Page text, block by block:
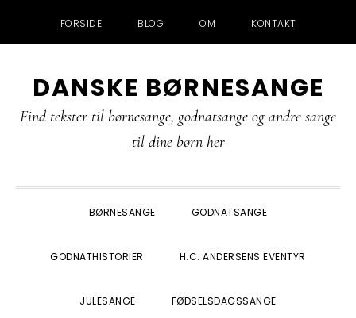
FORSIDE BLOG OM KONTAKT
direkte
til
indhold
direkte
til
direkte
til
DANSKE BØRNESANGE
Find tekster til børnesange, godnatsange og andre sange
til dine børn her
BØRNESANGE GODNATSANGE
GODNATHISTORIER H.C. ANDERSENS EVENTYR
JULESANGE FØDSELSDAGSSANGE